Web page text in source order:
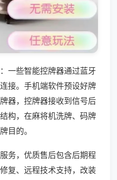
一些智能控牌器通过蓝牙
接。手机端软件预设好牌
器，控牌器接收到信号后
构，在麻将机洗牌、码牌
目的。
务，优质售后包含后期程
复、远程技术支持，改装